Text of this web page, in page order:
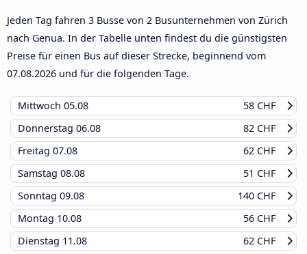
Jeden Tag fahren 3 Busse von 2 Busunternehmen von Zürich
nach Genua. In der Tabelle unten findest du die günstigsten
Preise für einen Bus auf dieser Strecke, beginnend vom
07.08.2026 und für die folgenden Tage.
Mittwoch 05.08
58 CHF
Donnerstag 06.08
82 CHF
Freitag 07.08
62 CHF
Samstag 08.08
51 CHF
Sonntag 09.08
140 CHF
Montag 10.08
56 CHF
Dienstag 11.08 62 CHF